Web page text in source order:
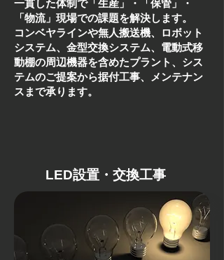
一貫した体制で「生産」・「保管」・
「物流」現場での課題を解決します。
コンベヤラインや無人搬送機、ロボット
システム、金型交換システム、電動式移
動棚の周辺機器を含めたプラント、シス
テムのご提案から据付工事、メンテナン
スまで承ります。
​LED設置・交換工事